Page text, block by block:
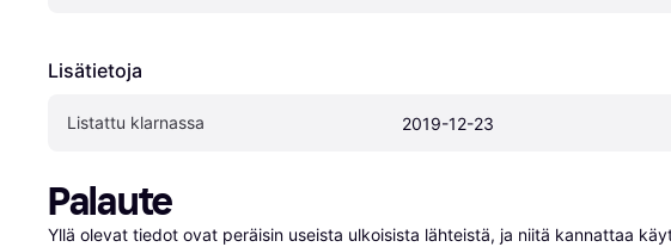
Lisätietoja
Listattu klarnassa 2019-12-23
Palaute
Yllä olevat tiedot ovat peräisin useista ulkoisista lähteistä, ja niitä kannattaa